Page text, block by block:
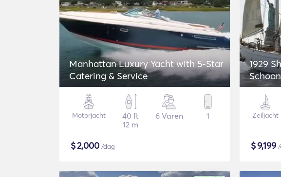
Manhattan Luxury Yacht with 5-Star
Catering & Service
Motorjacht
40 ft
12 m
6 Varen 1
$2,000 /dag
1929
Zeiljacht
$9,199/